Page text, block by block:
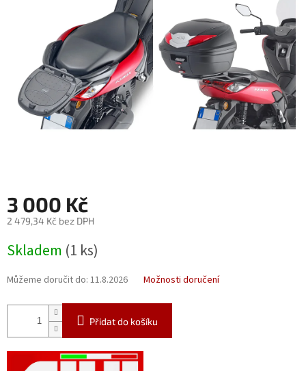
3 000 Kč
2 479,34 Kč bez DPH
cena:
Skladem (1 ks)
Můžeme doručit do: 11.8.2026 Možnosti doručení
Přidat do košíku